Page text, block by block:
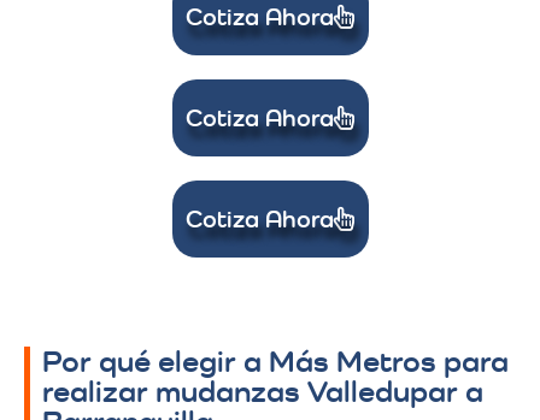
Cotiza Ahora
Cotiza Ahora
Cotiza Ahora
Por qué elegir a Más Metros para
realizar mudanzas Valledupar a